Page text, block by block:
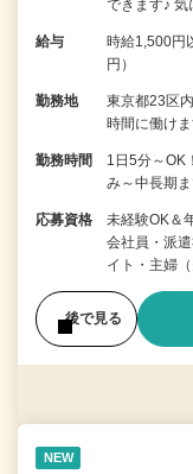
できます♪
給与
時給1,500円
円）
勤務地
東京都23区
時間に働けま
勤務時間
1日5分～OK
み～中長期
応募資格
未経験OK＆
会社員・派
イト・主婦
後で見る
NEW